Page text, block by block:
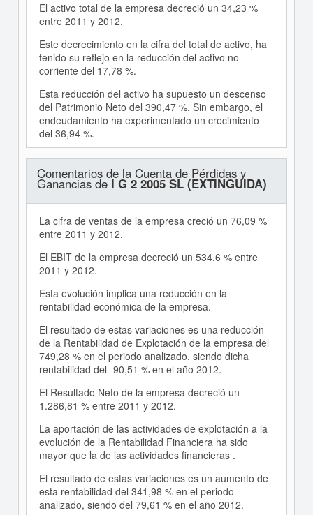
El activo total de la empresa decreció un 34,23 %
entre 2011 y 2012.
Este decrecimiento en la cifra del total de activo, ha
tenido su reflejo en la reducción del activo no
corriente del 17,78 %.
Esta reducción del activo ha supuesto un descenso
del Patrimonio Neto del 390,47 %. Sin embargo, el
endeudamiento ha experimentado un crecimiento
del 36,94 %.
Comentarios de la Cuenta de Pérdidas y
Ganancias deI G 2 2005 SL (EXTINGUIDA)
La cifra de ventas de la empresa creció un 76,09 %
entre 2011 y 2012.
El EBIT de la empresa decreció un 534,6 % entre
2011 y 2012.
Esta evolución implica una reducción en la
rentabilidad económica de la empresa.
El resultado de estas variaciones es una reducción
de la Rentabilidad de Explotación de la empresa del
749,28 % en el periodo analizado, siendo dicha
rentabilidad del -90,51 % en el año 2012.
El Resultado Neto de la empresa decreció un
1.286,81 % entre 2011 y 2012.
La aportación de las actividades de explotación a la
evolución de la Rentabilidad Financiera ha sido
mayor que la de las actividades financieras .
El resultado de estas variaciones es un aumento de
esta rentabilidad del 341,98 % en el periodo
analizado, siendo del 79,61 % en el año 2012.